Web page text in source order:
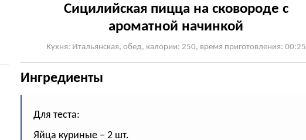
Сицилийская пицца на сковороде с
ароматной начинкой
Кухня: Итальянская, обед, калории: 250, время приготовления: 00:25
Ингредиенты
Для теста:
Яйца куриные – 2 шт.